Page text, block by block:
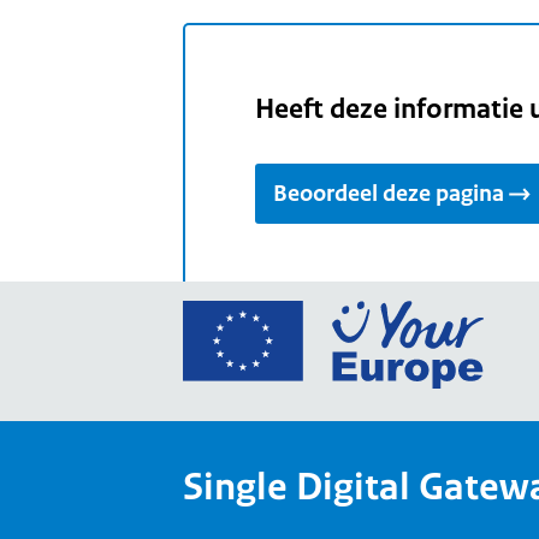
Heeft deze informatie
Beoordeel deze pagina
Ga
Your
Single Digital